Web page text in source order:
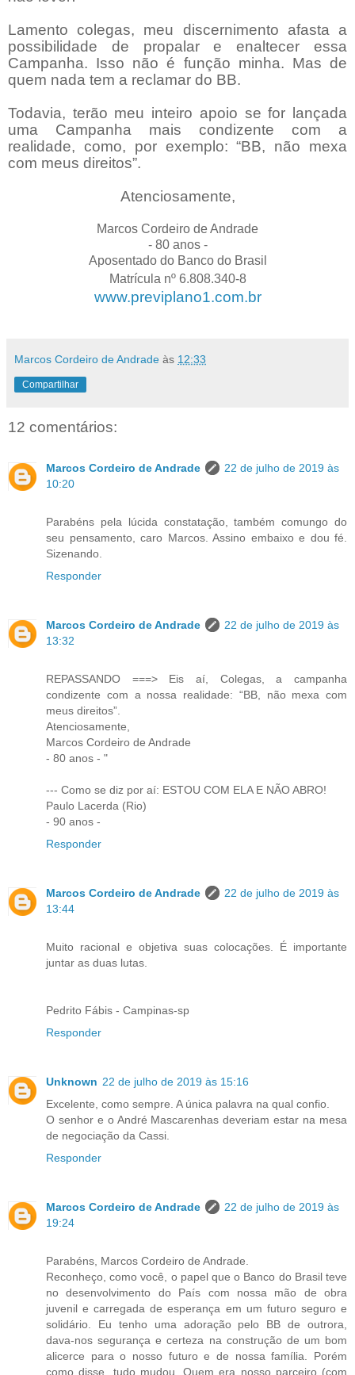
Lamento colegas, meu discernimento afasta a
possibilidade de propalar e enaltecer essa
Campanha. Isso não é função minha. Mas de
quem nada tem a reclamar do BB.
Todavia, terão meu inteiro apoio se for lançada
uma Campanha mais condizente com a
realidade, como, por exemplo: “BB, não mexa
com meus direitos”.
Atenciosamente,
Marcos Cordeiro de Andrade
- 80 anos -
Aposentado do Banco do Brasil
Matrícula nº 6.808.340-8
www.previplano1.com.br
Marcos Cordeiro de Andrade às 12:33
Compartilhar
12 comentários:
Marcos Cordeiro de Andrade
22 de julho de 2019 às
10:20
Parabéns pela lúcida constatação, também comungo do
seu pensamento, caro Marcos. Assino embaixo e dou fé.
Sizenando.
Responder
Marcos Cordeiro de Andrade
22 de julho de 2019 às
13:32
REPASSANDO ===> Eis aí, Colegas, a campanha
condizente com a nossa realidade: “BB, não mexa com
meus direitos”.
Atenciosamente,
Marcos Cordeiro de Andrade
- 80 anos - "
--- Como se diz por aí: ESTOU COM ELA E NÃO ABRO!
Paulo Lacerda (Rio)
- 90 anos -
Responder
Marcos Cordeiro de Andrade
22 de julho de 2019 às
13:44
Muito racional e objetiva suas colocações. É importante
juntar as duas lutas.
Pedrito Fábis - Campinas-sp
Responder
Unknown 22 de julho de 2019 às 15:16
Excelente, como sempre. A única palavra na qual confio.
O senhor e o André Mascarenhas deveriam estar na mesa
de negociação da Cassi.
Responder
Marcos Cordeiro de Andrade
22 de julho de 2019 às
19:24
Parabéns, Marcos Cordeiro de Andrade.
Reconheço, como você, o papel que o Banco do Brasil teve
no desenvolvimento do País com nossa mão de obra
juvenil e carregada de esperança em um futuro seguro e
solidário. Eu tenho uma adoração pelo BB de outrora,
dava-nos segurança e certeza na construção de um bom
alicerce para o nosso futuro e de nossa família. Porém
como disse, tudo mudou. Quem era nosso parceiro (com